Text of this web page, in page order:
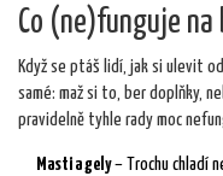
Co (ne)funguje na
Když se ptáš lidí, jak si ulevit
samé: maž si to, ber doplňky,
pravidelně tyhle rady moc
Masti a gely– Trochu chladí